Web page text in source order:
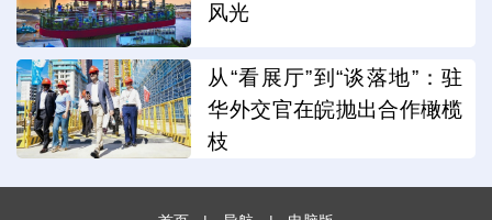
风光
从“看展厅”到“谈落地”：驻
华外交官在皖抛出合作橄榄
枝